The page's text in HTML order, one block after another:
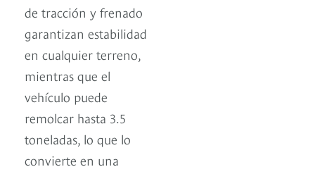
de tracción y frenado
garantizan estabilidad
en cualquier terreno,
mientras que el
vehículo puede
remolcar hasta 3.5
toneladas, lo que lo
convierte en una